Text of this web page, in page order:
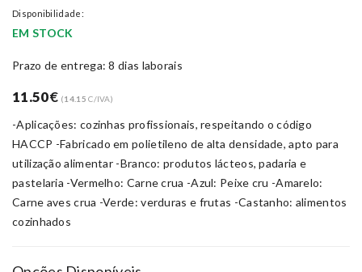
Disponibilidade:
EM STOCK
Prazo de entrega: 8 dias laborais
11.50€ (14.15 C/IVA)
-Aplicações: cozinhas profissionais, respeitando o código
HACCP -Fabricado em polietileno de alta densidade, apto para
utilização alimentar -Branco: produtos lácteos, padaria e
pastelaria -Vermelho: Carne crua -Azul: Peixe cru -Amarelo:
Carne aves crua -Verde: verduras e frutas -Castanho: alimentos
cozinhados